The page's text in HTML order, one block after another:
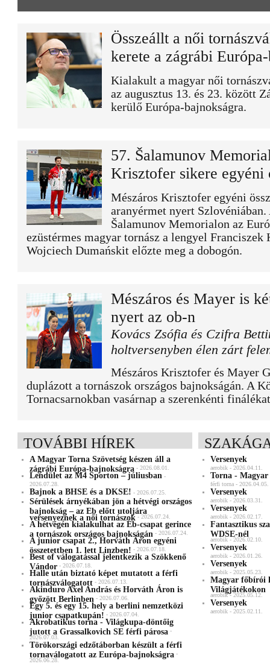
Összeállt a női
kerete a zágrábi
Kialakult a magyar női
az augusztus 13. és 23. között
kerülő Európa-bajnokságra.
57. Šalamunov
Krisztofer sikere egyéni
Mészáros Krisztofer egyéni
aranyérmet nyert Szlovéniában.
Šalamunov Memorialon az
ezüstérmes magyar tornász a lengyel Franciszek
Wojciech Dumańskit előzte meg a dobogón.
Mészáros és Mayer is
nyert az ob-n
Kovács Zsófia és Czifra
holtversenyben élen zárt
Mészáros Krisztofer és Mayer
duplázott a tornászok országos bajnokságán. A
Tornacsarnokban vasárnap a szerenkénti
TOVÁBBI HÍREK
A Magyar Torna Szövetség készen áll a
zágrábi Európa-bajnokságra - 2026.08.01.
Lendület az M4 Sporton – júliusban -
2026.07.28.
Bajnok a BHSE és a DKSE! - 2026.07.25.
Sérülések árnyékában jön a hétvégi országos
bajnokság – az Eb előtt utoljára
versenyeznek a női tornászok - 2026.07.24.
A hétvégén kialakulhat az Eb-csapat gerince
a tornászok országos bajnokságán - 2026.07.24.
A junior csapat 2., Horváth Áron egyéni
összetettben 1. lett Linzben! - 2026.07.18.
Best of válogatással jelentkezik a Szökkenő
Vándor - 2026.07.18.
Halle után biztató képet mutatott a férfi
tornászválogatott - 2026.07.13.
Akinduro Axel András és Horváth Áron is
győzött Berlinben - 2026.07.06.
Egy 5. és egy 15. hely a berlini nemzetközi
junior csapatkupán! - 2026.07.04.
Akrobatikus torna - Világkupa-döntőig
jutott a Grassalkovich SE férfi párosa -
2026.07.03.
Törökországi edzőtáborban készült a férfi
tornaválogatott az Európa-bajnokságra -
2026.06.28.
Versenyek
aerobik - 2026.04.11.
Torna -
férfi torna - 2026.04.05.
Versenyek
aerobik - 2026.03.31.
Versenyek
aerobik - 2026.02.17.
Fantasztikus
WDSE-nél
aerobik - 2026.02.10.
Versenyek
aerobik - 2026.01.26.
Versenyek
aerobik - 2025.05.23.
Magyar főbírói
Világjátékokon
aerobik - 2025.05.12.
Versenyek
aerobik - 2025.02.11.